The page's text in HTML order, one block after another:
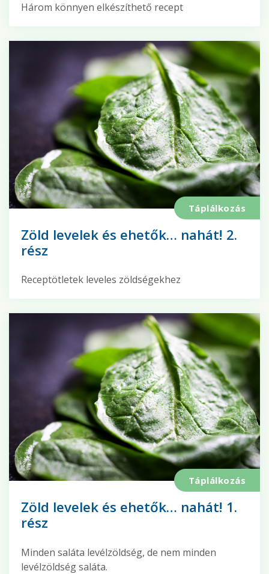
Három könnyen elkészíthető recept
Táplálkozás
Zöld levelek és ehetők… nahát! 2.
rész
Receptötletek leveles zöldségekhez
Táplálkozás
Zöld levelek és ehetők… nahát! 1.
rész
Minden saláta levélzöldség, de nem minden
levélzöldség saláta.